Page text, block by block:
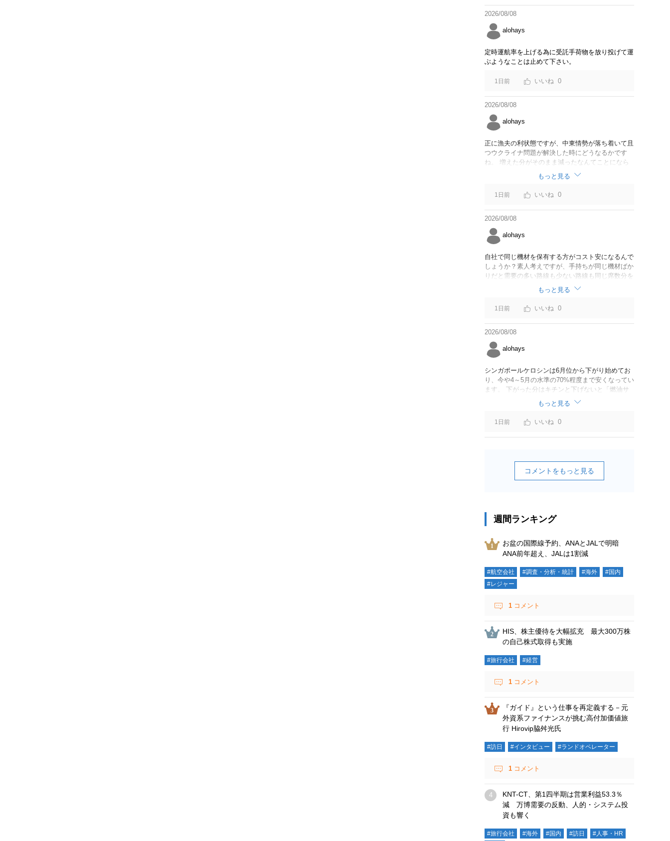
2026/08/08
alohays
定時運航率を上げる為に受託手荷物を放り投げて運
ぶようなことは止めて下さい。
1日前 0
2026/08/08
alohays
正に漁夫の利状態ですが、中東情勢が落ち着いて且
つウクライナ問題が解決した時にどうなるかです
ね。 増えた分がそのまま減ったなんてことになら
なければいいですが。
もっと見る
1日前 0
2026/08/08
alohays
自社で同じ機材を保有する方がコスト安になるんで
しょうか？素人考えですが、手持ちが同じ機材ばか
りだと需要の多い路線も少ない路線も同じ席数分を
供給することになるので、需要が多い路線には大型
機材を当て、少ない路線には小型機材を当てるな
ど、席数を調整するにはリース契約の方が対応しや
すいと思いました。
もっと見る
1日前 0
2026/08/08
alohays
シンガポールケロシンは6月位から下がり始めてお
り、今や4～5月の水準の70%程度まで安くなってい
ます。 下がった分はキチンと下げないと「燃油サ
ーチャージ＝利益」と判断されますよ。
もっと見る
1日前 0
コメントをもっと見る
週間ランキング
お盆の国際線予約、ANAとJALで明暗
ANA前年超え、JALは1割減
#航空会社 #調査・分析・統計 #海外
#国内
#レジャー
1 コメント
HIS、株主優待を大幅拡充 最大300万株
の自己株式取得も実施
#旅行会社 #経営
1 コメント
『ガイド』という仕事を再定義する－元
外資系ファイナンスが挑む高付加価値旅
行 Hirovip脇舛光氏
#訪日 #インタビュー #ランドオペレーター
1 コメント
KNT-CT、第1四半期は営業利益53.3％
減 万博需要の反動、人的・システム投
資も響く
#旅行会社 #海外 #国内 #訪日 #人事・HR